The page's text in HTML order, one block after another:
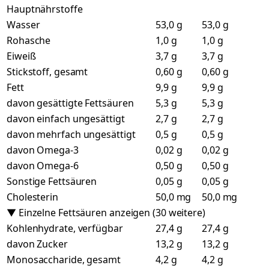
Hauptnährstoffe
Wasser
53,0 g
53,0 g
Rohasche
1,0 g
1,0 g
Eiweiß
3,7 g
3,7 g
Stickstoff, gesamt
0,60 g
0,60 g
Fett
9,9 g
9,9 g
davon gesättigte Fettsäuren
5,3 g
5,3 g
davon einfach ungesättigt
2,7 g
2,7 g
davon mehrfach ungesättigt
0,5 g
0,5 g
davon Omega-3
0,02 g
0,02 g
davon Omega-6
0,50 g
0,50 g
Sonstige Fettsäuren
0,05 g
0,05 g
Cholesterin
50,0 mg
50,0 mg
▼ Einzelne Fettsäuren anzeigen (30 weitere)
Kohlenhydrate, verfügbar
27,4 g
27,4 g
davon Zucker
13,2 g
13,2 g
Monosaccharide, gesamt
4,2 g
4,2 g